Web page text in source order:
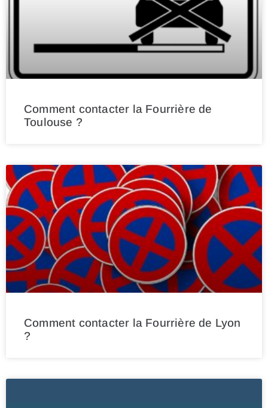
Comment contacter la Fourrière de
Toulouse ?
Comment contacter la Fourrière de Lyon
?